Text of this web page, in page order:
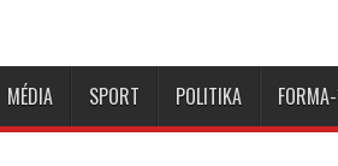
MÉDIA SPORT POLITIKA